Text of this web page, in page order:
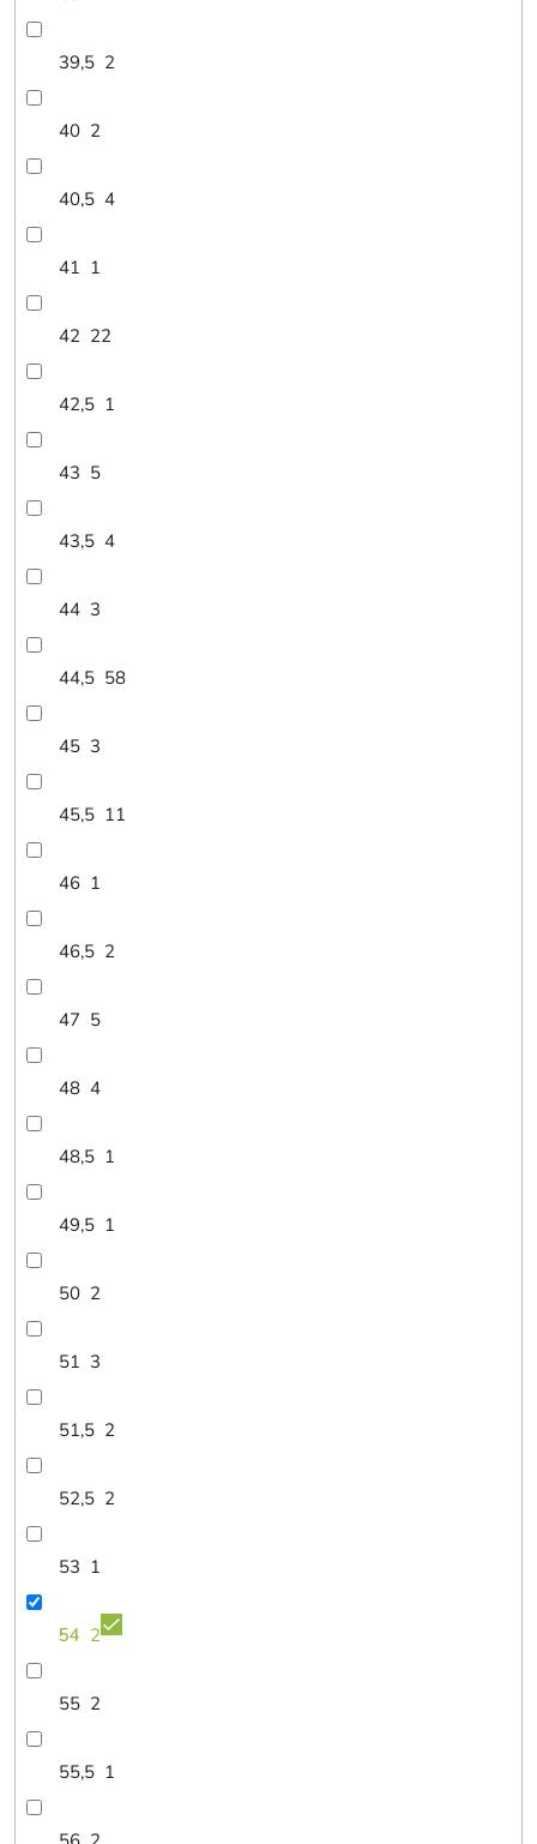
39,5 2
40 2
40,5 4
41 1
42 22
42,5 1
43 5
43,5 4
44 3
44,5 58
45 3
45,5 11
46 1
46,5 2
47 5
48 4
48,5 1
49,5 1
50 2
51 3
51,5 2
52,5 2
53 1
54 2
55 2
55,5 1